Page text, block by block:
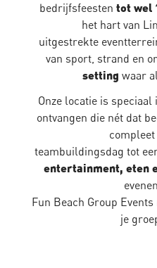
bedrijfsfeesten tot wel
het hart van
uitgestrekte
van sport, strand en
setting waar
Onze locatie is
ontvangen die nét dat
teambuildingsdag tot
entertainment, eten
Fun Beach Group
je